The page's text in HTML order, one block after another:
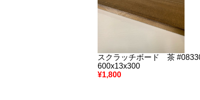
スクラッチボード 茶
600x13x300
¥1,800